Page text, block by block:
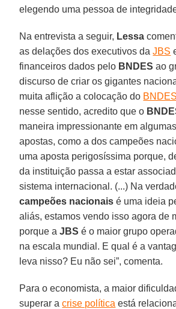
elegendo uma pessoa de
Na entrevista a seguir, Lessa
as delações dos executivos daJBS
financeiros dados pelo BNDES ao
discurso de criar os gigantes
muita aflição a colocação do BNDES
nesse sentido, acredito que o
maneira impressionante em
apostas, como a dos campeões
uma aposta perigosíssima porque,
da instituição passa a estar
sistema internacional. (...) Na
campeões nacionais é uma ideia
aliás, estamos vendo isso agora de
porque aJBS é o maior grupo
na escala mundial. E qual é a
leva nisso? Eu não sei”, comenta.
Para o economista, a maior
superar acrise política está